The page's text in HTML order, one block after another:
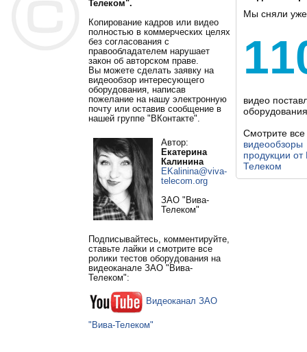
Телеком".
Копирование кадров или видео
полностью в коммерческих целях
без согласования с
правообладателем нарушает
закон об авторском праве.
Вы можете сделать заявку на
видеообзор интересующего
оборудования, написав
пожелание на нашу электронную
почту или оставив сообщение в
нашей группе "ВКонтакте".
Автор:
Екатерина
Калинина
EKalinina@viva-
telecom.org
ЗАО "Вива-
Телеком"
Подписывайтесь, комментируйте,
ставьте лайки и смотрите все
ролики тестов оборудования на
видеоканале ЗАО "Вива-
Телеком":
Видеоканал ЗАО
"Вива-Телеком"
Мы сняли уже
видео
Смотрите все
видеообзоры
продукции от
Телеком